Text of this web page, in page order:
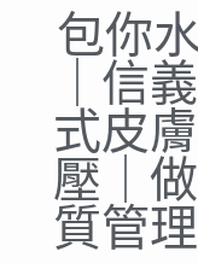
包你
｜信
式皮
壓｜
質管